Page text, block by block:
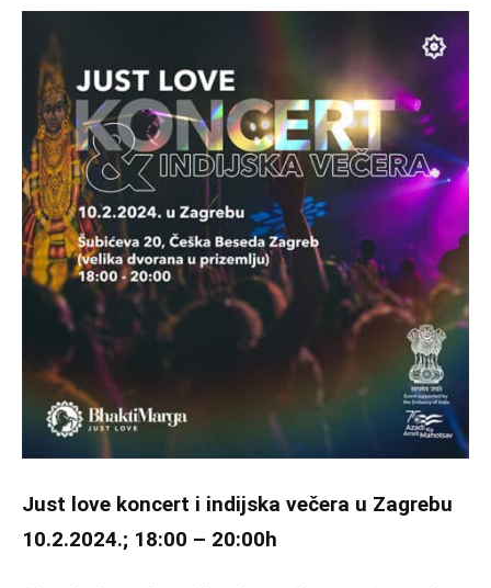
Just love koncert i indijska večera u Zagrebu
10.2.2024.; 18:00 – 20:00h